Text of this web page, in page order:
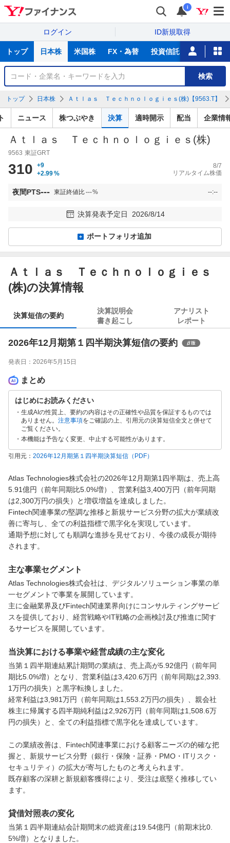
i
ログイン ID新規取得
サ
トップ 日本株 米国株 FX・為替 投資信託 ニュース
銘
検
検索
トップ 日本株 Ａｔｌａｓ Ｔｅｃｈｎｏｌｏｇｉｅｓ(株)【9563.T】
ニュース 株つぶやき 決算 適時開示 配当 企業情
Ａｔｌａｓ Ｔｅｃｈｎｏｌｏｇｉｅｓ(株)
9563 東証GRT
310
+9
+2.99%
8/7
リアルタイム株価
夜間PTS--- 東証終値比---% --:--
決算発表予定日 2026/8/14
ポートフォリオ追加
Ａｔｌａｓ Ｔｅｃｈｎｏｌｏｇｉｅｓ
(株)の決算情報
決算短信の要約
決算説明会
書き起こし
アナリスト
レポート
2026年12月期第１四半期決算短信の要約
発表日： 2026年5月15日
まとめ
はじめにお読みください
生成AIの性質上、要約の内容はその正確性や品質を保証するものでは
ありません。 注意事項をご確認の上、引用元の決算短信全文と併せて
ご覧ください。
本機能は予告なく変更、中止する可能性があります。
引用元： 2026年12月期第１四半期決算短信 （PDF）
Atlas Technologies株式会社の2026年12月期第1四半期は、売上高
5.91億円（前年同期比5.0%増）、営業利益3,400万円（前年同期
は2,300万円の損失）と増収増益を達成しました。
Fintech関連事業の堅調な推移と新規サービス分野の拡大が業績改
善に寄与し、全ての利益指標で黒字化を実現しています。
通期予想に対しても順調な進捗を見せており、今後の成長が期待
されます。
主な事業セグメント
Atlas Technologies株式会社は、デジタルソリューション事業の単
一セグメントで事業を展開しています。
主に金融業界及びFintech関連業界向けにコンサルティングサービ
スを提供しており、経営戦略やIT戦略の企画検討及び推進に関す
るサービスを展開しています。
当決算における事業や経営成績の主な変化
当第１四半期連結累計期間の業績は、売上高が5.92億円（前年同
期比5.0%増）となり、営業利益は3,420.6万円（前年同期は2,393.
1万円の損失）と黒字転換しました。
経常利益は3,981万円（前年同期は1,553.2万円の損失）、親会社
株主に帰属する四半期純利益は2,926万円（前年同期は1,508.6万
円の損失）と、全ての利益指標で黒字化を達成しています。
この業績改善は、Fintech関連事業における顧客ニーズの的確な把
握と、新規サービス分野（銀行・保険・証券・PMO・ITリスク・
セキュリティ）の拡大が寄与したものと考えられます。
既存顧客の深耕と新規顧客獲得により、受注は底堅く推移してい
ます。
貸借対照表の変化
当第１四半期連結会計期間末の総資産は19.54億円（前期末比0.
5%増）となりました。